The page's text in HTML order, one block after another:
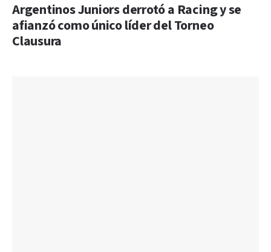
Argentinos Juniors derrotó a Racing y se
afianzó como único líder del Torneo
Clausura